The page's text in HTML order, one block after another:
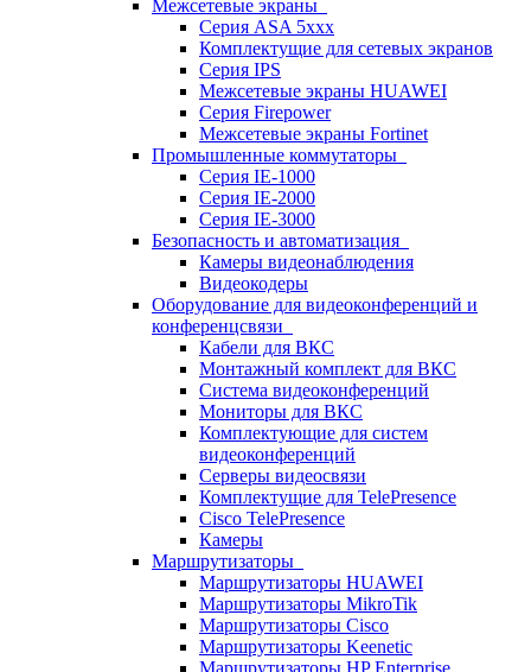
Межсетевые экраны
Серия ASA 5xxx
Комплектущие для сетевых экранов
Серия IPS
Межсетевые экраны HUAWEI
Серия Firepower
Межсетевые экраны Fortinet
Промышленные коммутаторы
Серия IE-1000
Серия IE-2000
Серия IE-3000
Безопасность и автоматизация
Камеры видеонаблюдения
Видеокодеры
Оборудование для видеоконференций и
конференцсвязи
Кабели для ВКС
Монтажный комплект для ВКС
Система видеоконференций
Мониторы для ВКС
Комплектующие для систем
видеоконференций
Серверы видеосвязи
Комплектущие для TelePresence
Cisco TelePresence
Камеры
Маршрутизаторы
Маршрутизаторы HUAWEI
Маршрутизаторы MikroTik
Маршрутизаторы Cisco
Маршрутизаторы Keenetic
Маршрутизаторы HP Enterprise